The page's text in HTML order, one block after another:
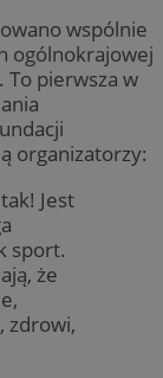
wspólnie
ogólnokrajowej
To pierwsza w
organizatorzy:
Jest
sport.
że
zdrowi,